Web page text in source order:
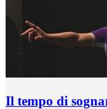
Il tempo di